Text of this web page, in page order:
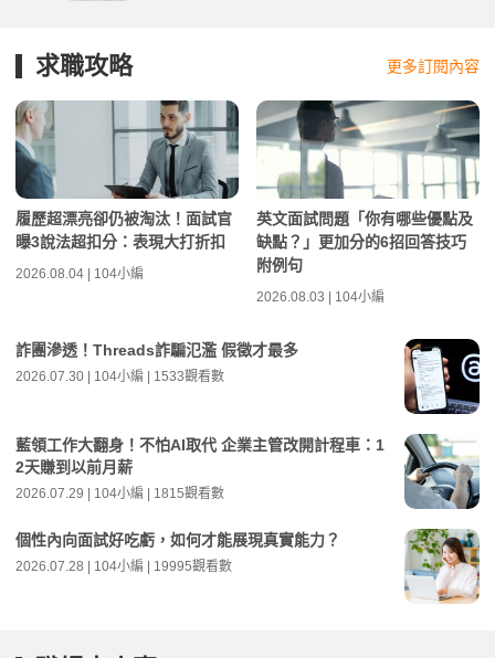
求職攻略 更多訂閱內容
履歷超漂亮卻仍被淘汰！面試官
曝3說法超扣分：表現大打折扣
2026.08.04 | 104小編
英文面試問題「你有哪些優點及
缺點？」更加分的6招回答技巧
附例句
2026.08.03 | 104小編
詐團滲透！Threads詐騙氾濫 假徵才最多
2026.07.30 | 104小編 | 1533觀看數
藍領工作大翻身！不怕AI取代 企業主管改開計程車：1
2天賺到以前月薪
2026.07.29 | 104小編 | 1815觀看數
個性內向面試好吃虧，如何才能展現真實能力？
2026.07.28 | 104小編 | 19995觀看數